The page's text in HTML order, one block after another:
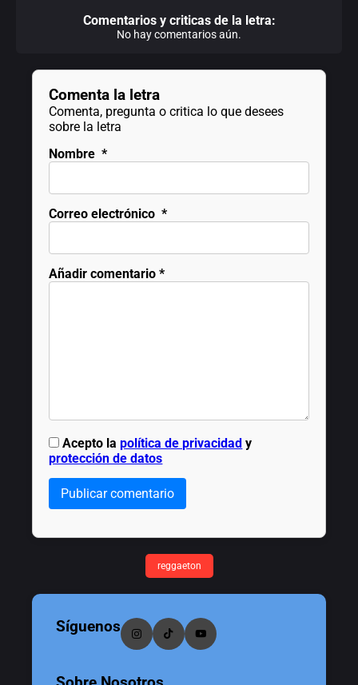
Comentarios y criticas de la letra:
No hay comentarios aún.
Comenta la letra
Comenta, pregunta o critica lo que desees
sobre la letra
Nombre *
Correo electrónico *
Añadir comentario *
Acepto lapolítica de privacidad y
protección de datos
Publicar comentario
reggaeton
Síguenos